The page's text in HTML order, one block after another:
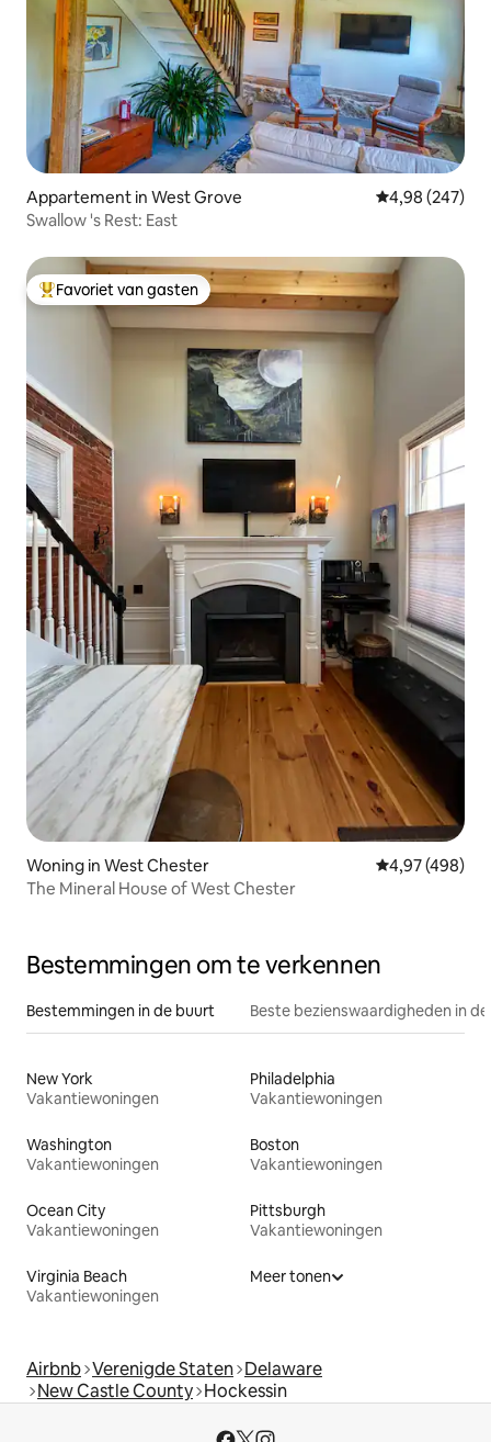
Appartement in West Grove Gemiddelde
4,98 (247)
Swallow 's Rest: East
Topfavoriet van gasten
Favoriet van gasten
Woning in West Chester Gemiddelde
4,97 (498)
The Mineral House of West Chester
Bestemmingen om te verkennen
Bestemmingen in de buurt Beste bezienswaardigheden in
New York
Vakantiewoningen
Philadelphia
Vakantiewoningen
Washington
Vakantiewoningen
Boston
Vakantiewoningen
Ocean City
Vakantiewoningen
Pittsburgh
Vakantiewoningen
Virginia Beach
Vakantiewoningen
Meer tonen
Airbnb Verenigde Staten Delaware
New Castle County Hockessin